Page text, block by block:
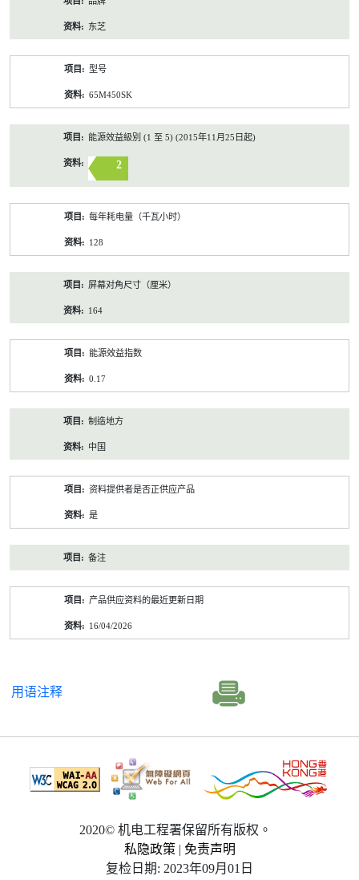
东芝
型号
65M450SK
能源效益級別 (1 至 5) (2015年11月25日起)
2
每年耗电量（千瓦小时）
128
屏幕对角尺寸（厘米）
164
能源效益指数
0.17
制造地方
中国
资料提供者是否正供应产品
是
备注
产品供应资料的最近更新日期
16/04/2026
用语注释
2020© 机电工程署保留所有版权。
私隐政策 | 免责声明
复检日期: 2023年09月01日